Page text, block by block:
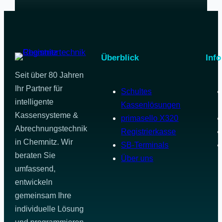
Seit über 80 Jahren
Ihr Partner für
intelligente
Kassensysteme &
Abrechnungstechnik
in Chemnitz. Wir
beraten Sie
umfassend,
entwickeln
gemeinsam Ihre
individuelle Lösung
Überblick
Schultes
Kassenlösungen
primasello X320
Registrierkasse
SB-Terminals
Über uns
Info